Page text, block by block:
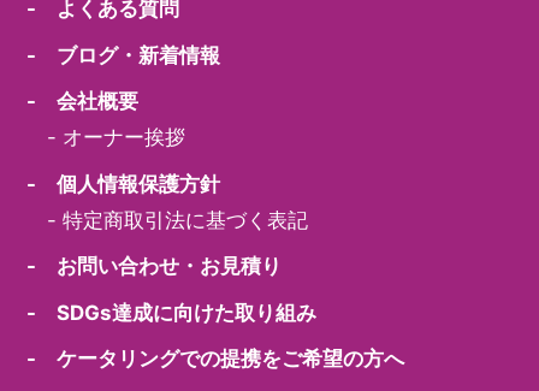
- よくある質問
- ブログ・新着情報
- 会社概要
- オーナー挨拶
- 個人情報保護方針
-特定商取引法に基づく表記
- お問い合わせ・お見積り
- SDGs達成に向けた取り組み
- ケータリングでの提携をご希望の方へ